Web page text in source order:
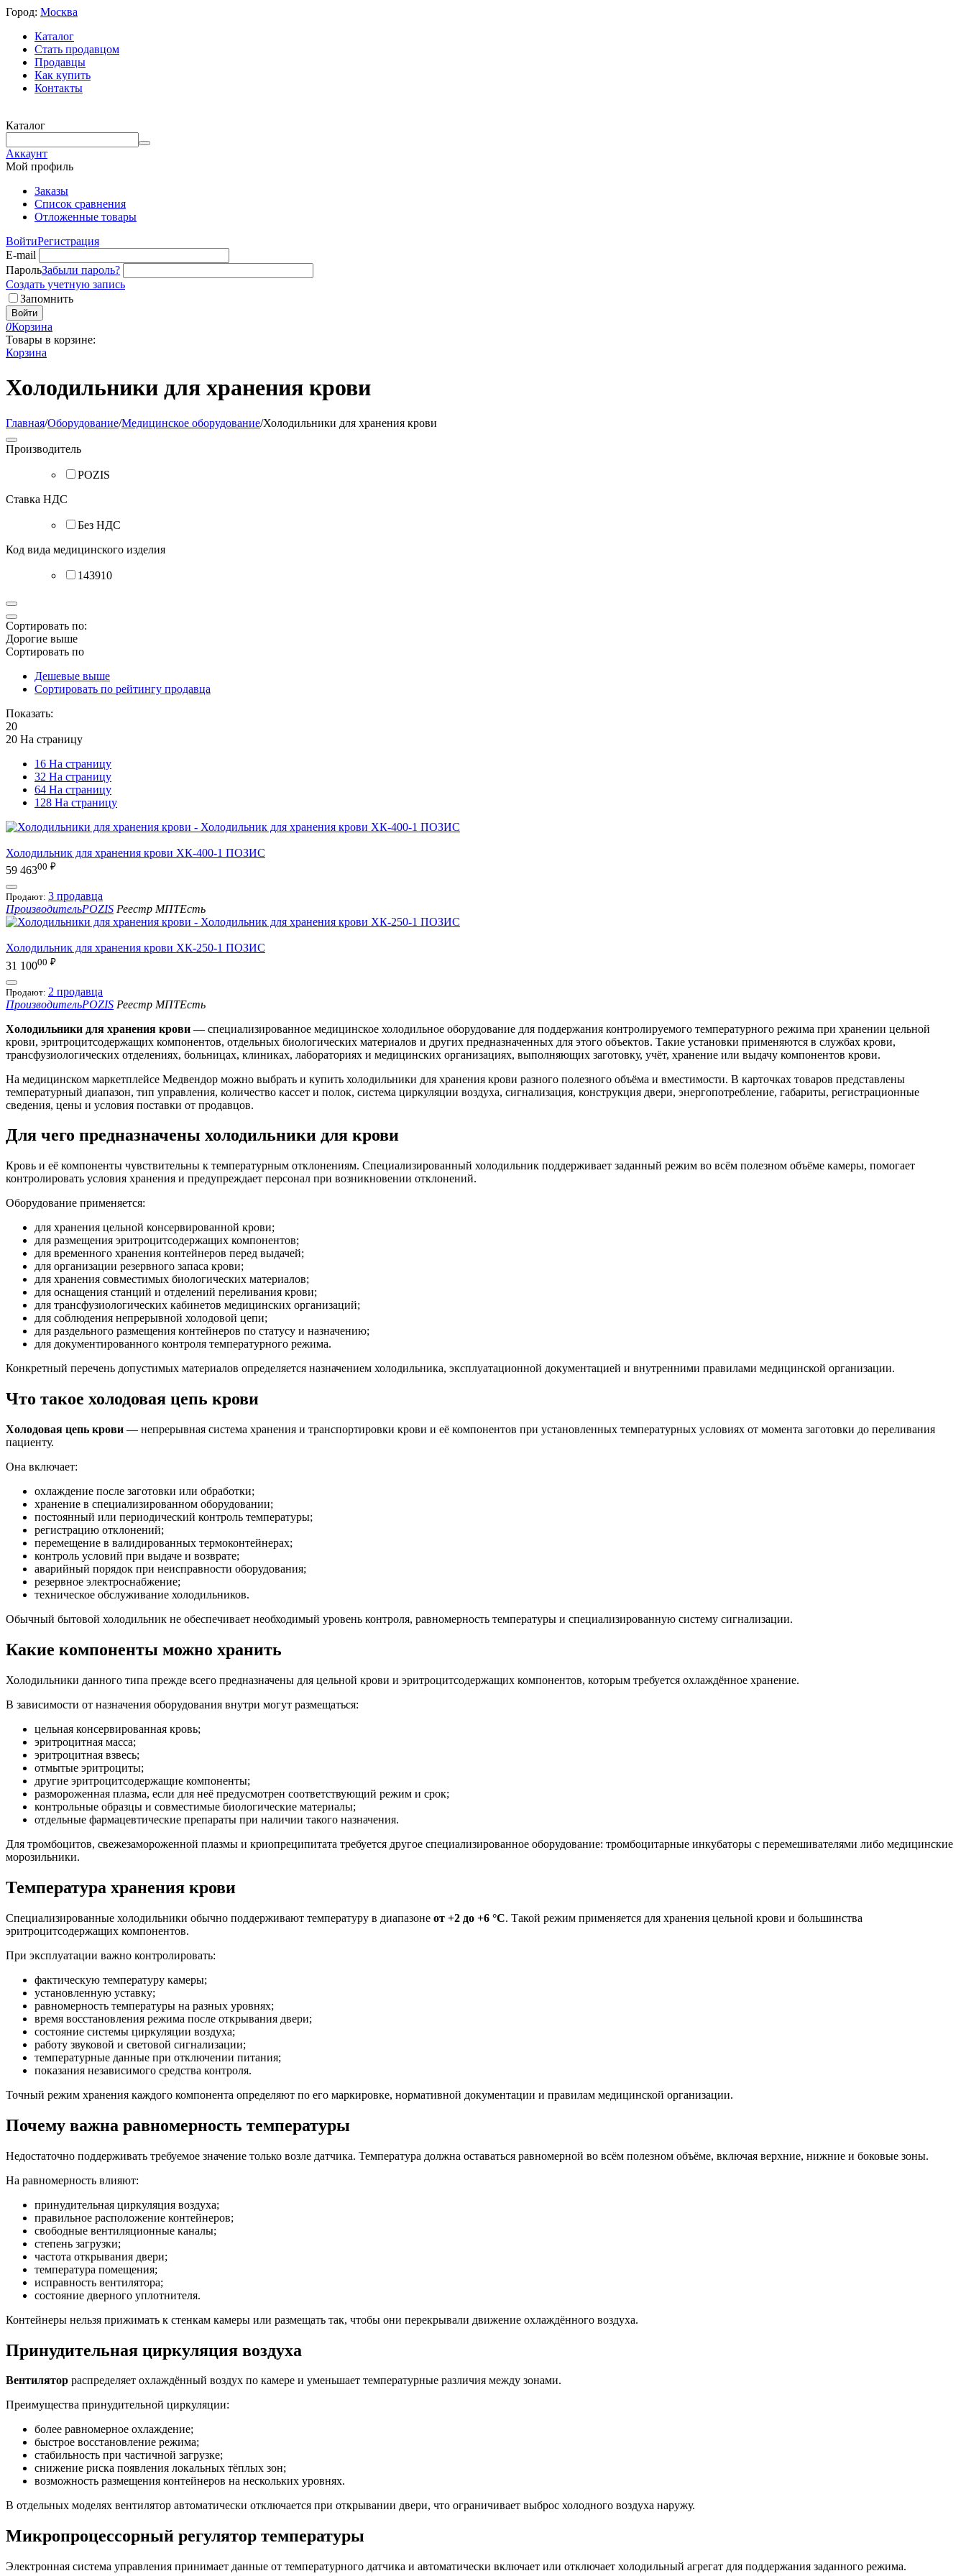
Город: Москва
Каталог
Стать продавцом
Продавцы
Как купить
Контакты
Каталог
Аккаунт
Мой профиль
Заказы
Список сравнения
Отложенные товары
ВойтиРегистрация
E-mail
ПарольЗабыли пароль?
Создать учетную запись
Запомнить
Войти
0Корзина
Товары в корзине:
Корзина
Холодильники для хранения крови
Главная/Оборудование/Медицинское оборудование/Холодильники для хранения крови
Производитель
POZIS
Ставка НДС
Без НДС
Код вида медицинского изделия
143910
Сортировать по:
Дорогие выше
Сортировать по
Дешевые выше
Сортировать по рейтингу продавца
Показать:
20
20 На страницу
16 На страницу
32 На страницу
64 На страницу
128 На страницу
Холодильник для хранения крови ХК-400-1 ПОЗИС
59 46300 ₽
Продают: 3 продавца
ПроизводительPOZIS Реестр МПТЕсть
Холодильник для хранения крови ХК-250-1 ПОЗИС
31 10000 ₽
Продают: 2 продавца
ПроизводительPOZIS Реестр МПТЕсть
Холодильники для хранения крови — специализированное медицинское холодильное оборудование для поддержания контролируемого температурного режима при хранении цельной
крови, эритроцитсодержащих компонентов, отдельных биологических материалов и других предназначенных для этого объектов. Такие установки применяются в службах крови,
трансфузиологических отделениях, больницах, клиниках, лабораториях и медицинских организациях, выполняющих заготовку, учёт, хранение или выдачу компонентов крови.
На медицинском маркетплейсе Медвендор можно выбрать и купить холодильники для хранения крови разного полезного объёма и вместимости. В карточках товаров представлены
температурный диапазон, тип управления, количество кассет и полок, система циркуляции воздуха, сигнализация, конструкция двери, энергопотребление, габариты, регистрационные
сведения, цены и условия поставки от продавцов.
Для чего предназначены холодильники для крови
Кровь и её компоненты чувствительны к температурным отклонениям. Специализированный холодильник поддерживает заданный режим во всём полезном объёме камеры, помогает
контролировать условия хранения и предупреждает персонал при возникновении отклонений.
Оборудование применяется:
для хранения цельной консервированной крови;
для размещения эритроцитсодержащих компонентов;
для временного хранения контейнеров перед выдачей;
для организации резервного запаса крови;
для хранения совместимых биологических материалов;
для оснащения станций и отделений переливания крови;
для трансфузиологических кабинетов медицинских организаций;
для соблюдения непрерывной холодовой цепи;
для раздельного размещения контейнеров по статусу и назначению;
для документированного контроля температурного режима.
Конкретный перечень допустимых материалов определяется назначением холодильника, эксплуатационной документацией и внутренними правилами медицинской организации.
Что такое холодовая цепь крови
Холодовая цепь крови — непрерывная система хранения и транспортировки крови и её компонентов при установленных температурных условиях от момента заготовки до переливания
пациенту.
Она включает:
охлаждение после заготовки или обработки;
хранение в специализированном оборудовании;
постоянный или периодический контроль температуры;
регистрацию отклонений;
перемещение в валидированных термоконтейнерах;
контроль условий при выдаче и возврате;
аварийный порядок при неисправности оборудования;
резервное электроснабжение;
техническое обслуживание холодильников.
Обычный бытовой холодильник не обеспечивает необходимый уровень контроля, равномерность температуры и специализированную систему сигнализации.
Какие компоненты можно хранить
Холодильники данного типа прежде всего предназначены для цельной крови и эритроцитсодержащих компонентов, которым требуется охлаждённое хранение.
В зависимости от назначения оборудования внутри могут размещаться:
цельная консервированная кровь;
эритроцитная масса;
эритроцитная взвесь;
отмытые эритроциты;
другие эритроцитсодержащие компоненты;
размороженная плазма, если для неё предусмотрен соответствующий режим и срок;
контрольные образцы и совместимые биологические материалы;
отдельные фармацевтические препараты при наличии такого назначения.
Для тромбоцитов, свежезамороженной плазмы и криопреципитата требуется другое специализированное оборудование: тромбоцитарные инкубаторы с перемешивателями либо медицинские
морозильники.
Температура хранения крови
Специализированные холодильники обычно поддерживают температуру в диапазоне от +2 до +6 °C. Такой режим применяется для хранения цельной крови и большинства
эритроцитсодержащих компонентов.
При эксплуатации важно контролировать:
фактическую температуру камеры;
установленную уставку;
равномерность температуры на разных уровнях;
время восстановления режима после открывания двери;
состояние системы циркуляции воздуха;
работу звуковой и световой сигнализации;
температурные данные при отключении питания;
показания независимого средства контроля.
Точный режим хранения каждого компонента определяют по его маркировке, нормативной документации и правилам медицинской организации.
Почему важна равномерность температуры
Недостаточно поддерживать требуемое значение только возле датчика. Температура должна оставаться равномерной во всём полезном объёме, включая верхние, нижние и боковые зоны.
На равномерность влияют:
принудительная циркуляция воздуха;
правильное расположение контейнеров;
свободные вентиляционные каналы;
степень загрузки;
частота открывания двери;
температура помещения;
исправность вентилятора;
состояние дверного уплотнителя.
Контейнеры нельзя прижимать к стенкам камеры или размещать так, чтобы они перекрывали движение охлаждённого воздуха.
Принудительная циркуляция воздуха
Вентилятор распределяет охлаждённый воздух по камере и уменьшает температурные различия между зонами.
Преимущества принудительной циркуляции:
более равномерное охлаждение;
быстрое восстановление режима;
стабильность при частичной загрузке;
снижение риска появления локальных тёплых зон;
возможность размещения контейнеров на нескольких уровнях.
В отдельных моделях вентилятор автоматически отключается при открывании двери, что ограничивает выброс холодного воздуха наружу.
Микропроцессорный регулятор температуры
Электронная система управления принимает данные от температурного датчика и автоматически включает или отключает холодильный агрегат для поддержания заданного режима.